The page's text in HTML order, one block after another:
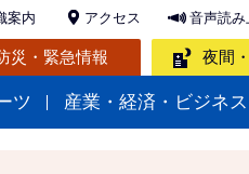
案内 アクセス 音声読
災・緊急情報 夜間
ツ 産業・経済・ビジネス